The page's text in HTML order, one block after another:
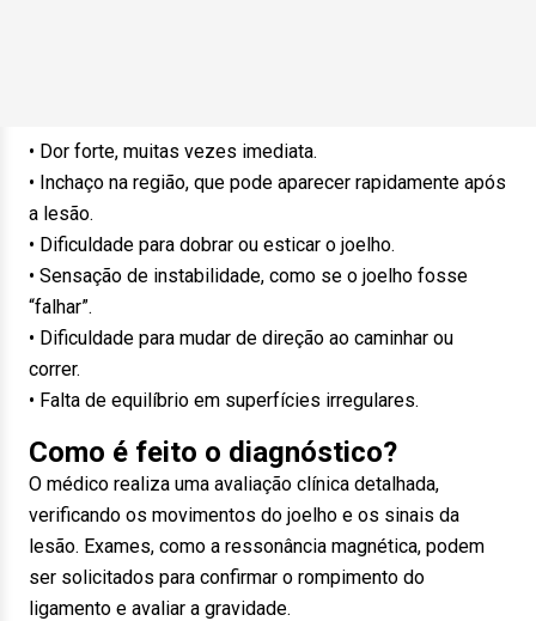
• Dor forte, muitas vezes imediata.
• Inchaço na região, que pode aparecer rapidamente após
a lesão.
• Dificuldade para dobrar ou esticar o joelho.
• Sensação de instabilidade, como se o joelho fosse
“falhar”.
• Dificuldade para mudar de direção ao caminhar ou
correr.
• Falta de equilíbrio em superfícies irregulares.
Como é feito o diagnóstico?
O médico realiza uma avaliação clínica detalhada,
verificando os movimentos do joelho e os sinais da
lesão. Exames, como a ressonância magnética, podem
ser solicitados para confirmar o rompimento do
ligamento e avaliar a gravidade.